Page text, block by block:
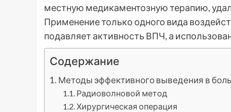
местную медикаментозную терапию,
Применение только одного вида
подавляет активность ВПЧ, а
Содержание
Методы эффективного выведения в
Радиоволновой метод
Хирургическая операция